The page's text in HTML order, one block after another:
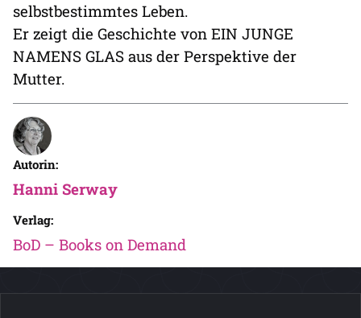
selbstbestimmtes Leben.
Er zeigt die Geschichte von EIN JUNGE
NAMENS GLAS aus der Perspektive der
Mutter.
Autorin:
Hanni Serway
Verlag:
BoD – Books on Demand